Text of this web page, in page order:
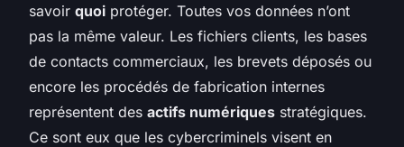
savoir quoi protéger. Toutes vos données n’ont
pas la même valeur. Les fichiers clients, les bases
de contacts commerciaux, les brevets déposés ou
encore les procédés de fabrication internes
représentent des actifs numériques stratégiques.
Ce sont eux que les cybercriminels visent en